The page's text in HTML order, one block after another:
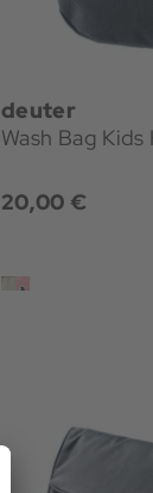
deuter
Wash Bag
20,00 €